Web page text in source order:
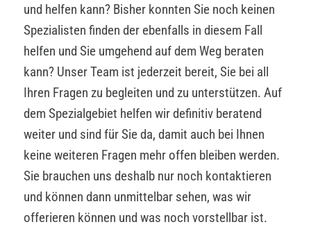
und helfen kann? Bisher konnten Sie noch keinen
Spezialisten finden der ebenfalls in diesem Fall
helfen und Sie umgehend auf dem Weg beraten
kann? Unser Team ist jederzeit bereit, Sie bei all
Ihren Fragen zu begleiten und zu unterstützen. Auf
dem Spezialgebiet helfen wir definitiv beratend
weiter und sind für Sie da, damit auch bei Ihnen
keine weiteren Fragen mehr offen bleiben werden.
Sie brauchen uns deshalb nur noch kontaktieren
und können dann unmittelbar sehen, was wir
offerieren können und was noch vorstellbar ist.